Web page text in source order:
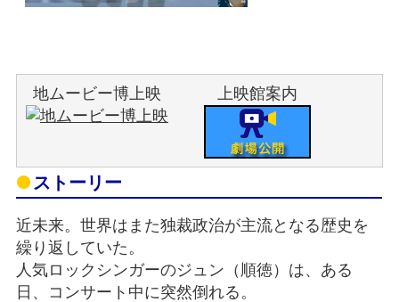
地ムービー博上映 上映館案内
ストーリー
近未来。世界はまた独裁政治が主流となる歴史を
繰り返していた。
人気ロックシンガーのジュン（順徳）は、ある
日、コンサート中に突然倒れる。